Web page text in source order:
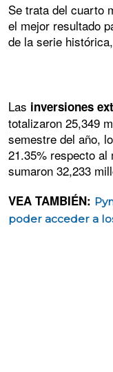
Se trata del cuarto
el mejor resultado
de la serie
Las inversiones
totalizaron 25,349
semestre del año,
21.35% respecto al
sumaron 32,233
VEA TAMBIÉN:
poder acceder a